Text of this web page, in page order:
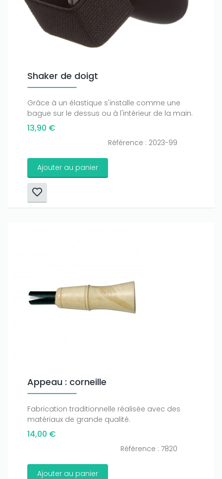
Shaker de doigt
Grâce à un élastique s'installe comme une
bague sur le dessus ou à l'intérieur de la main.
13,90 €
Référence : 2023-99
Ajouter au panier
Appeau : corneille
Fabrication traditionnelle réalisée avec des
matériaux de grande qualité.
14,00 €
Référence : 7820
Ajouter au panier